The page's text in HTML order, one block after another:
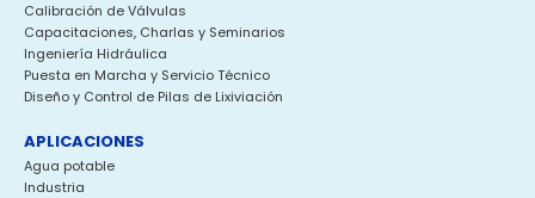
Calibración de Válvulas
Capacitaciones, Charlas y Seminarios
Ingeniería Hidráulica
Puesta en Marcha y Servicio Técnico
Diseño y Control de Pilas de Lixiviación
APLICACIONES
Agua potable
Industria